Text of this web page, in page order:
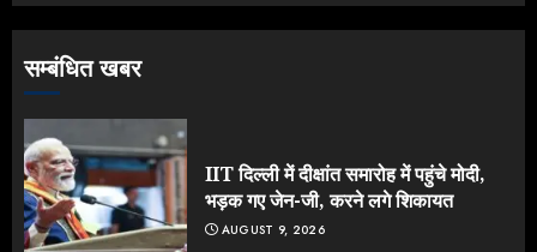
सम्बंधित खबर
IIT दिल्ली में दीक्षांत समारोह में पहुंचे मोदी,
भड़क गए जेन-जी, करने लगे शिकायत
AUGUST 9, 2026
4